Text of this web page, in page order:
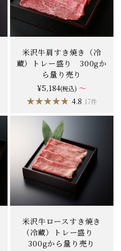
米沢牛肩すき焼き（冷
蔵）トレー盛り 300gか
ら量り売り
¥5,184(税込) ～
★★★★★
★★★★★ 4.8 17件
米沢牛ロースすき焼き
（冷蔵）トレー盛り
300gから量り売り